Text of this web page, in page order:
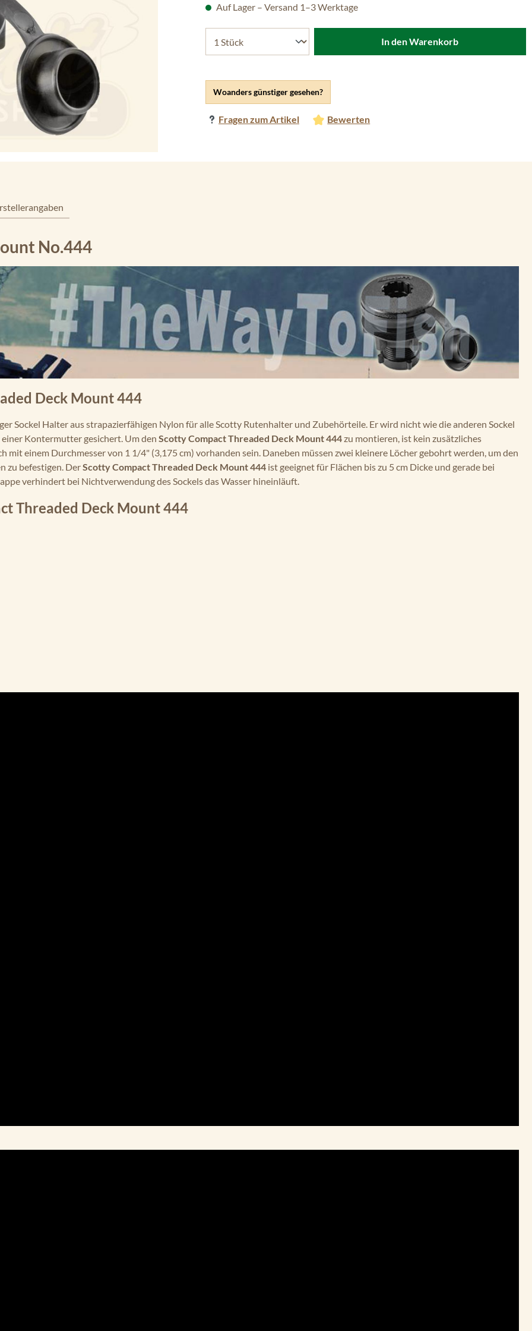
Woanders günstiger gesehen?
Fragen zum Artikel Bewerten
Auf Lager – Versand 1–3 Werktage
In den Warenkorb
No.444
Deck Mount 444
Sockel Halter aus strapazierfähigen Nylon für alle Scotty Rutenhalter und Zubehörteile. Er wird nicht wie die anderen Sockel
Kontermutter gesichert. Um den Scotty Compact Threaded Deck Mount 444zu montieren, ist kein zusätzliches
einem Durchmesser von 1 1/4" (3,175 cm) vorhanden sein. Daneben müssen zwei kleinere Löcher gebohrt werden, um den
zu befestigen. DerScotty Compact Threaded Deck Mount 444 ist geeignet für Flächen bis zu 5 cm Dicke und gerade bei
verhindert bei Nichtverwendung des Sockels das Wasser hineinläuft.
Threaded Deck Mount 444